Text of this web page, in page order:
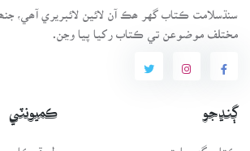
مختلف موضوعن تي ڪتاب رکيا پيا وڃن.
ڳنڍجو
ڪتاب گهر بابت
ڪميونٽي
طريقيڪار